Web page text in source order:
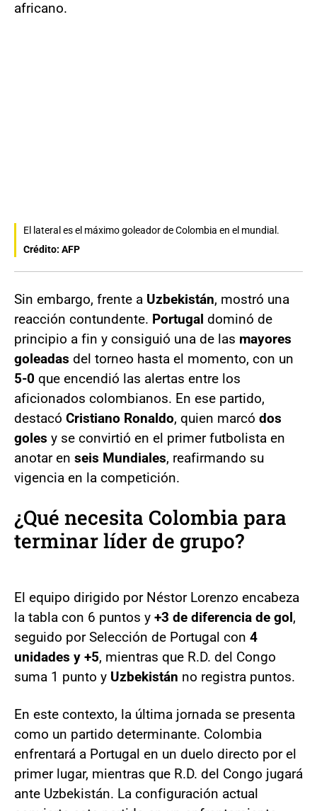
africano.
El lateral es el máximo goleador de Colombia en el mundial.
Crédito: AFP
Sin embargo, frente a Uzbekistán, mostró una
reacción contundente. Portugal dominó de
principio a fin y consiguió una de las mayores
goleadas del torneo hasta el momento, con un
5-0 que encendió las alertas entre los
aficionados colombianos. En ese partido,
destacó Cristiano Ronaldo, quien marcó dos
goles y se convirtió en el primer futbolista en
anotar en seis Mundiales, reafirmando su
vigencia en la competición.
¿Qué necesita Colombia para
terminar líder de grupo?
El equipo dirigido por Néstor Lorenzo encabeza
la tabla con 6 puntos y +3 de diferencia de gol,
seguido por Selección de Portugal con 4
unidades y +5, mientras que R.D. del Congo
suma 1 punto y Uzbekistán no registra puntos.
En este contexto, la última jornada se presenta
como un partido determinante. Colombia
enfrentará a Portugal en un duelo directo por el
primer lugar, mientras que R.D. del Congo jugará
ante Uzbekistán. La configuración actual